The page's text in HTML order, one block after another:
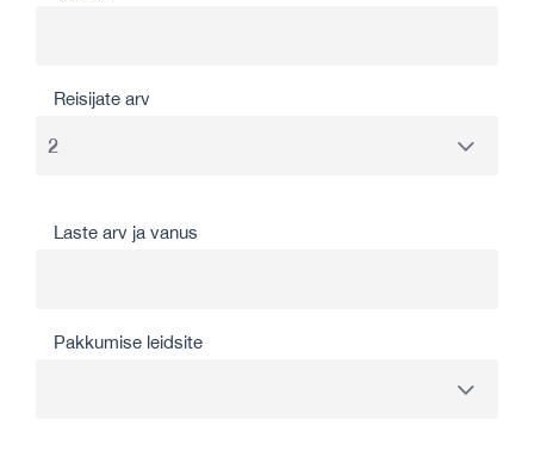
Reisijate arv
Laste arv ja vanus
Pakkumise leidsite